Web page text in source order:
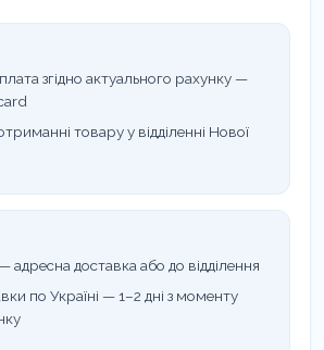
та зволожує, усуває сухість і
захисний бар’єр шкіри
згідно актуального рахунку —
товару у відділенні Нової
доставка або до відділення
по Україні — 1–2 дні з моменту